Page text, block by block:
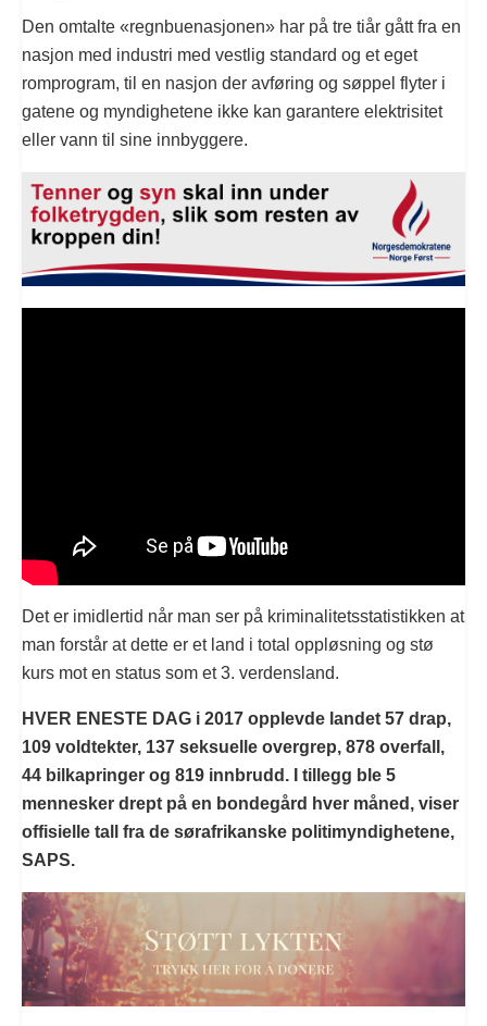
Den omtalte «regnbuenasjonen» har på tre tiår gått fra en
nasjon med industri med vestlig standard og et eget
romprogram, til en nasjon der avføring og søppel flyter i
gatene og myndighetene ikke kan garantere elektrisitet
eller vann til sine innbyggere.
Det er imidlertid når man ser på kriminalitetsstatistikken at
man forstår at dette er et land i total oppløsning og stø
kurs mot en status som et 3. verdensland.
HVER ENESTE DAG i 2017 opplevde landet 57 drap,
109 voldtekter, 137 seksuelle overgrep, 878 overfall,
44 bilkapringer og 819 innbrudd. I tillegg ble 5
mennesker drept på en bondegård hver måned, viser
offisielle tall fra de sørafrikanske politimyndighetene,
SAPS.